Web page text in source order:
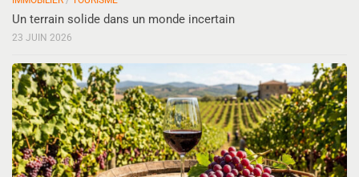
Un terrain solide dans un monde incertain
23 JUIN 2026